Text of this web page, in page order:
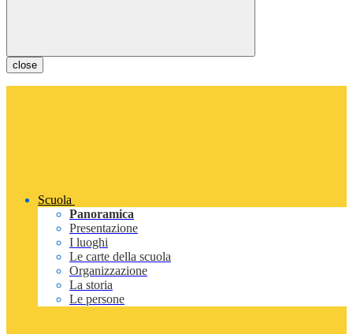
close
Scuola
Panoramica
Presentazione
I luoghi
Le carte della scuola
Organizzazione
La storia
Le persone